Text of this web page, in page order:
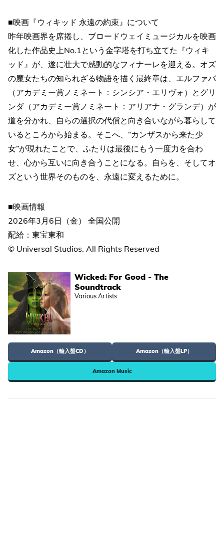
■映画『ウィキッド 永遠の約束』について
昨年映画界を席捲し、ブロードウェイミュージカルを映画
化した作品史上No.1という金字塔を打ち立てた『ウィキ
ッド』が、遂に壮大で感動的なフィナーレを迎える。オズ
の魔女たちの知られざる物語を描く最終章は、エルファバ
（アカデミー賞ノミネート：シンシア・エリヴォ）とグリ
ンダ（アカデミー賞ノミネート：アリアナ・グランデ）が
道を分かれ、自らの選択の代償と向き合いながら暮らして
いるところから始まる。そこへ、“カンザスから来た少
女”が現れたことで、ふたりは最後にもう一度力を合わ
せ、心から互いに向き合うことになる。自らを、そしてオ
ズという世界そのものを、永遠に変えるために。
■映画情報
2026年3月6日（金） 全国公開
配給：東宝東和
© Universal Studios. All Rights Reserved
Wicked: For Good - The
Soundtrack
Various Artists
Amazon（輸入盤CD） Amazon（輸入盤LP）
Amazon Music